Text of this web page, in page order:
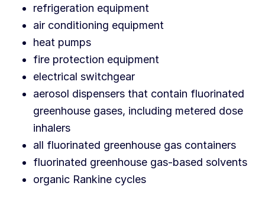
refrigeration equipment
air conditioning equipment
heat pumps
fire protection equipment
electrical switchgear
aerosol dispensers that contain fluorinated
greenhouse gases, including metered dose
inhalers
all fluorinated greenhouse gas containers
fluorinated greenhouse gas-based solvents
organic Rankine cycles